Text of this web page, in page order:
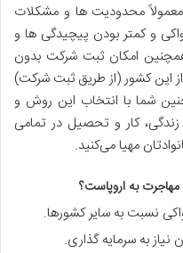
محدودیت ‌ها و مشکلات
و کمتر بودن پیچیدگی ‌ها و
امکان ثبت شرکت بدون
از این کشور (از طریق ثبت شرکت)
شما با انتخاب این روش و
زندگی، کار و تحصیل در تمامی
مهیا می‌کنید.
مهاجرت به اروپاست؟
نسبت به سایر کشورها.
به سرمایه گذاری.